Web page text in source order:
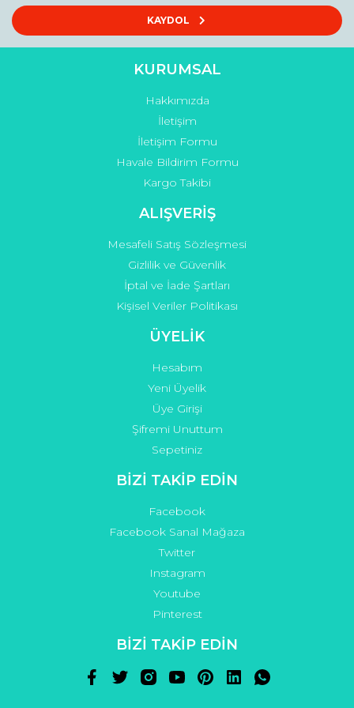
Ürün açıklamasında eksik bilgiler bulunuyor.
Ürün fiyatı diğer sitelerden daha pahalı.
Gönder
KAYDOL
KURUMSAL
Hakkımızda
İletişim
İletişim Formu
Havale Bildirim Formu
Kargo Takibi
ALIŞVERİŞ
Mesafeli Satış Sözleşmesi
Gizlilik ve Güvenlik
İptal ve İade Şartları
Kişisel Veriler Politikası
ÜYELİK
Hesabım
Yeni Üyelik
Üye Girişi
Şifremi Unuttum
Sepetiniz
BİZİ TAKİP EDİN
Facebook
Facebook Sanal Mağaza
Twitter
Instagram
Youtube
Pinterest
BİZİ TAKİP EDİN